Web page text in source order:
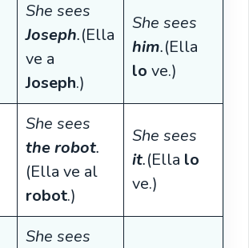
She sees
Joseph.(Ella
ve a
Joseph.)
She sees
him.(Ella
lo ve.)
She sees
the robot.
(Ella ve al
robot.)
She sees
it.(Ella lo
ve.)
She sees